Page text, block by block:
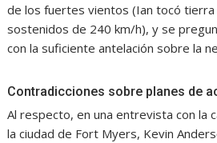
de los fuertes vientos (Ian tocó
sostenidos de 240 km/h), y se
con la suficiente antelación sobre la
Contradicciones sobre planes de
Al respecto, en una entrevista con la
la ciudad de Fort Myers, Kevin